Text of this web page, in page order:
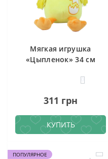
Мягкая игрушка
«Цыпленок» 34 см
0
311 грн
КУПИТЬ
ПОПУЛЯРНОЕ